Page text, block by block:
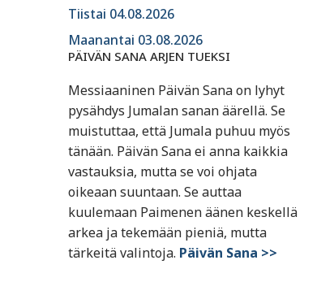
Tiistai 04.08.2026
Maanantai 03.08.2026
PÄIVÄN SANA ARJEN TUEKSI
Messiaaninen Päivän Sana on lyhyt
pysähdys Jumalan sanan äärellä. Se
muistuttaa, että Jumala puhuu myös
tänään. Päivän Sana ei anna kaikkia
vastauksia, mutta se voi ohjata
oikeaan suuntaan. Se auttaa
kuulemaan Paimenen äänen keskellä
arkea ja tekemään pieniä, mutta
tärkeitä valintoja. Päivän Sana >>